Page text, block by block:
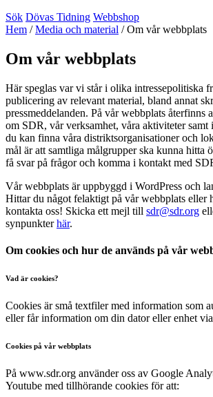
Sök Dövas Tidning Webbshop
Hem /Media och material /Om vår webbplats
Om vår webbplats
Här speglas var vi står i olika intressepolitiska
publicering av relevant material, bland annat
pressmeddelanden. På vår webbplats återfinns
om SDR, vår verksamhet, våra aktiviteter
du kan finna våra distriktsorganisationer och
mål är att samtliga målgrupper ska kunna hitta
få svar på frågor och komma i kontakt med
Vår webbplats är uppbyggd i WordPress och
Hittar du något felaktigt på vår webbplats eller
kontakta oss! Skicka ett mejl till sdr@sdr.org
synpunkterhär.
Om cookies och hur de används på vår
Vad är cookies?
Cookies är små textfiler med information som
eller får information om din dator eller enhet
Cookies på vår webbplats
På www.sdr.org använder oss av Google
Youtube med tillhörande cookies för att: